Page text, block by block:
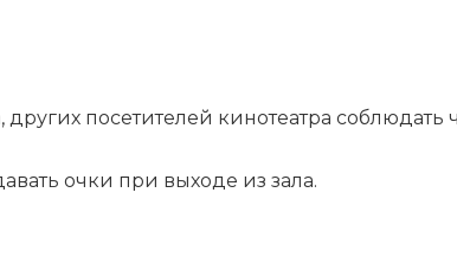
посетителей кинотеатра
очки при выходе из зала.